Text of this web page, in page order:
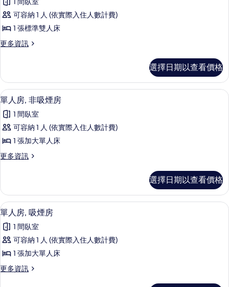
房
的
所
有
吸
煙
的
詳
情
標
準
人
吸
煙
房
的
所
有
相
可容納 1 人 (依實際入住人數計費)
1 張標準雙人床
更多資訊
更
單
人
房,
煙
房
詳
情
選擇日期以查看價格
顯
示
單
人
非
煙
房
的
所
有
相
片
15
單人房, 非吸煙房
1 間臥室
可容納 1 人 (依實際入住人數計費)
1 張加大單人床
更多資訊
更
房,
非
吸
房
的
情
選擇日期以查看價格
顯
示
單
人
吸
15
單人房, 吸煙房
1 間臥室
可容納 1 人 (依實際入住人數計費)
1 張加大單人床
更多資訊
更